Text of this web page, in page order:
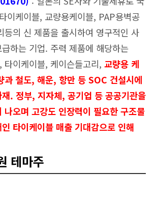
이케이블, 교량용케이블, PAP용벽공
등의 신 제품을 출시하여 영구적인 사
하는 기업. 주력 제품에 해당하는
타이케이블, 케이슨들고리, 교량용 케
과 철도, 해운, 항만 등 SOC 건설시에
. 정부, 지자체, 공기업 등 공공기관을
나오며 고강도 인장력이 필요한 구조물
타이케이블 매출 기대감으로 인해
테마주